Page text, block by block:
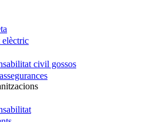
elèctric
civil gossos